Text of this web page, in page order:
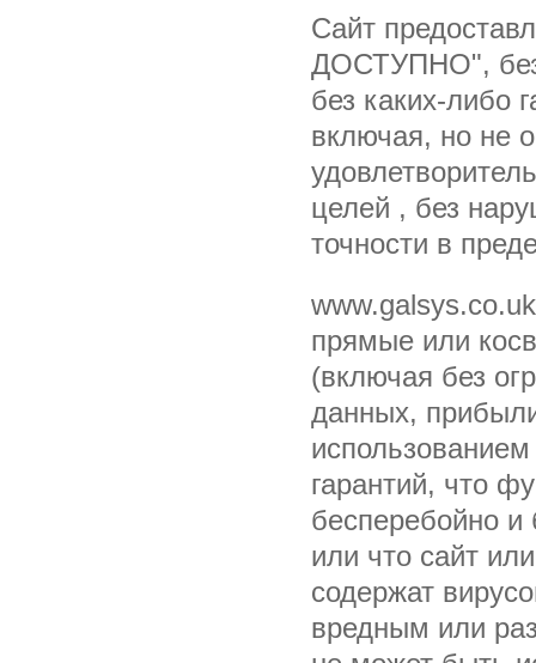
Сайт
ДОСТУПНО", без
без каких-либо
включая, но не
целей , без
точности в
прямые или
(включая без
данных,
гарантий, что
бесперебойно
или что сайт
содержат
вредным или